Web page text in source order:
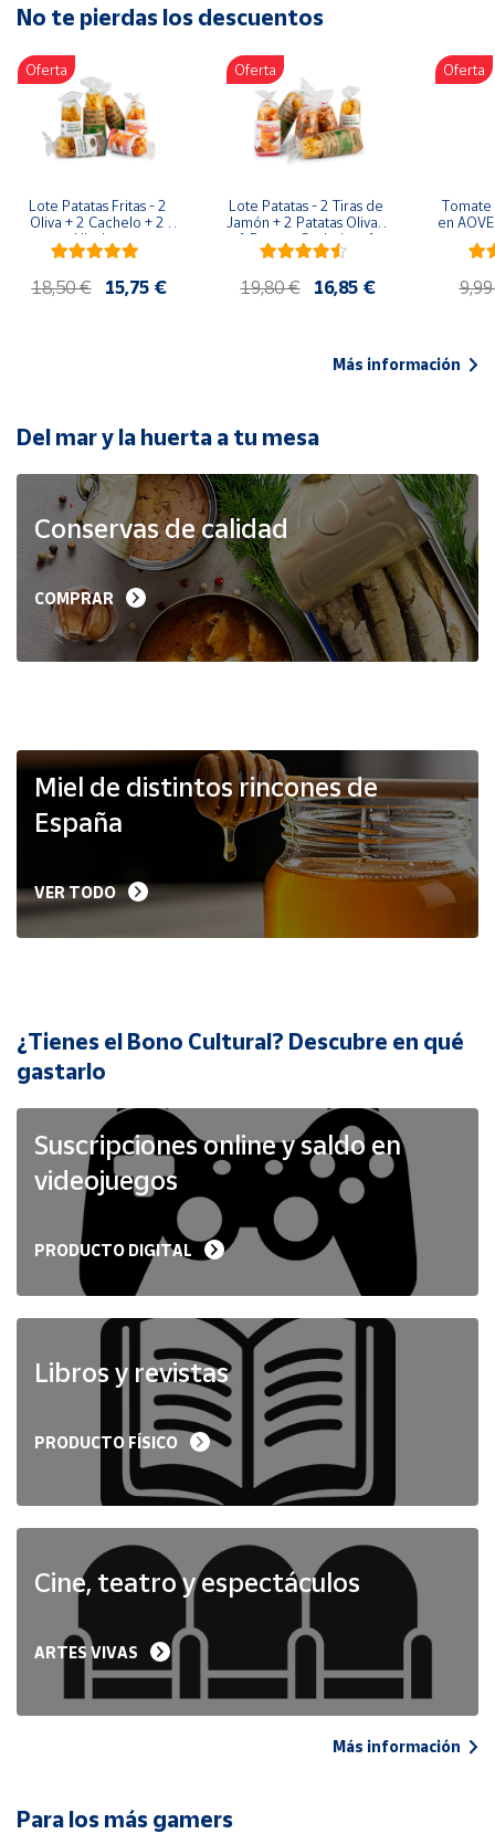
Artesanía
Oficina y
Papelería
Para Canarias,
Ceuta y Melilla
populares
Bono
Cultural
de Correos
Market
Productos
Solidarios
Ayuda
Vendedores
Mapa de
Hazte
vendedor
Cuenta
Ubicación
Península
Baleares
Melilla
No te pierdas los descuentos
Oferta
Lote Patatas Fritas - 2
Oliva + 2 Cachelo + 2
Hierbas
18,50 € 15,75 €
Oferta
Lote Patatas - 2 Tiras de
Jamón + 2 Patatas Oliva +
1 Patatas Cachelo + 1
Patatas Hierbas
19,80 € 16,85 €
Oferta
en
Más información
Del mar y la huerta a tu mesa
Conservas de calidad
COMPRAR
Miel de distintos rincones de
España
VER TODO
¿Tienes el Bono Cultural? Descubre en qué
gastarlo
Suscripciones online y saldo en
videojuegos
PRODUCTO DIGITAL
Libros y revistas
PRODUCTO FÍSICO
Cine, teatro y espectáculos
ARTES VIVAS
Más información
Para los más gamers